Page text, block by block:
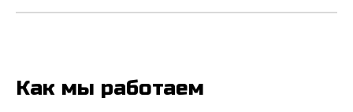
Как мы работаем